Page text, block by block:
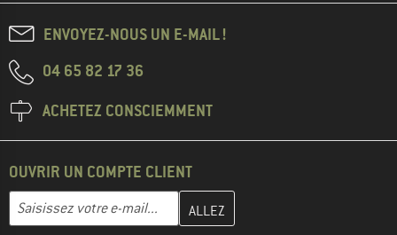
ENVOYEZ-NOUS UN E-MAIL !
04 65 82 17 36
ACHETEZ CONSCIEMMENT
OUVRIR UN COMPTE CLIENT
Adresse e-mail
Entrez votre adresse e-mail ici et créez votre compte client à la